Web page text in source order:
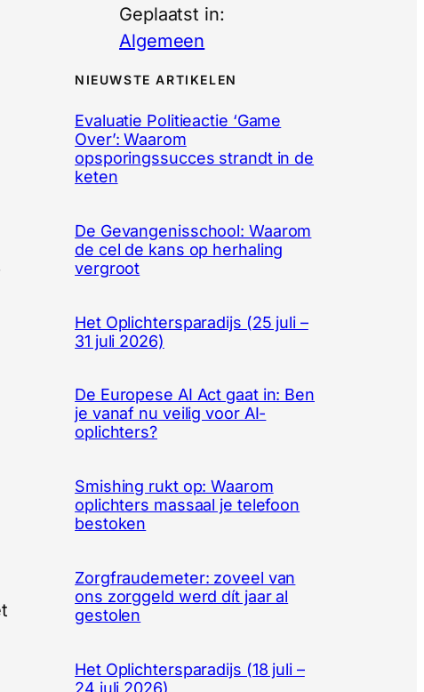
Geplaatst in:
Algemeen
NIEUWSTE ARTIKELEN
Evaluatie Politieactie ‘Game
Over’: Waarom
opsporingssucces strandt in de
keten
De Gevangenisschool: Waarom
de cel de kans op herhaling
vergroot
Het Oplichtersparadijs (25 juli –
31 juli 2026)
De Europese AI Act gaat in: Ben
je vanaf nu veilig voor AI-
oplichters?
Smishing rukt op: Waarom
oplichters massaal je telefoon
bestoken
Zorgfraudemeter: zoveel van
ons zorggeld werd dít jaar al
gestolen
Het Oplichtersparadijs (18 juli –
24 juli 2026)